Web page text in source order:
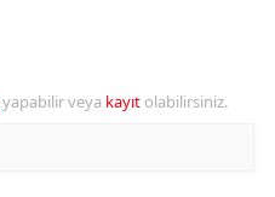
yapabilir veya kayıt olabilirsiniz.